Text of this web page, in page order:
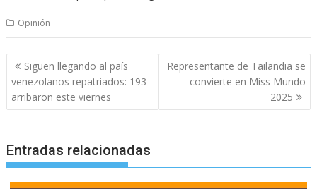
Opinión
Navegación
de
entradas
Siguen llegando al país
venezolanos repatriados: 193
arribaron este viernes
Representante de Tailandia se
convierte en Miss Mundo
2025
Entradas relacionadas